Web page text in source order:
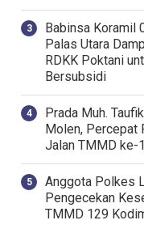
‎Babinsa Koramil
Palas Utara
RDKK Poktani
Bersubsidi
Prada Muh.
Molen, Percepat
Jalan TMMD ke-
Anggota Polkes
Pengecekan
TMMD 129